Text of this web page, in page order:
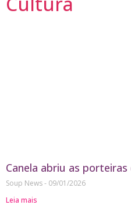
Canela abriu as
Soup News
09/01/2026
Leia mais